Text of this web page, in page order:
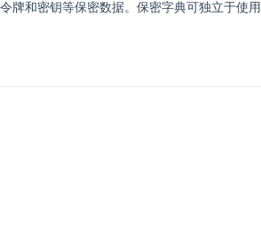
牌和密钥等保密数据。保密字典可独立于使